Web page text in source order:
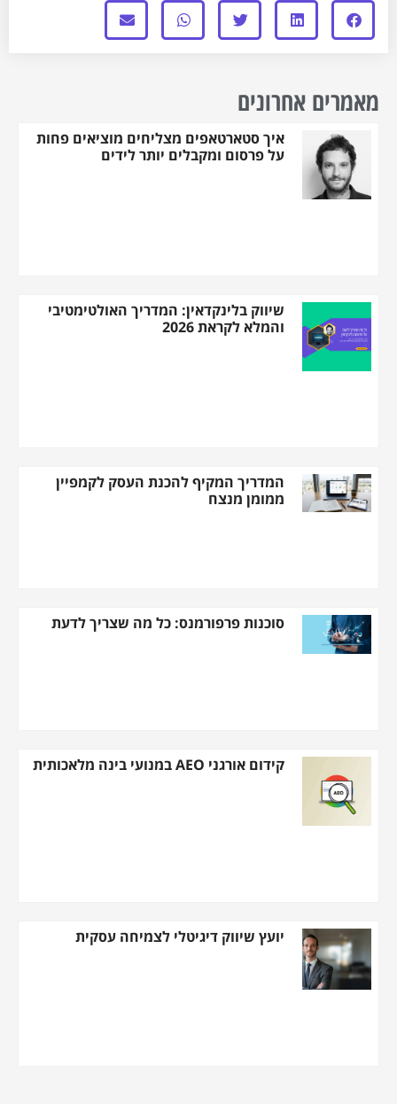
מאמרים אחרונים
איך סטארטאפים מצליחים מוציאים פחות
על פרסום ומקבלים יותר לידים
שיווק בלינקדאין: המדריך האולטימטיבי
והמלא לקראת 2026
המדריך המקיף להכנת העסק לקמפיין
ממומן מנצח
סוכנות פרפורמנס: כל מה שצריך לדעת
קידום אורגני AEO במנועי בינה מלאכותית
יועץ שיווק דיגיטלי לצמיחה עסקית